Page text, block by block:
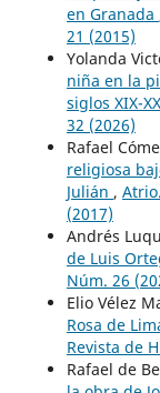
en Granada
21 (2015)
Yolanda
niña en la
siglos XIX-XX
32 (2026)
Rafael
religiosa
Julián ,
(2017)
Andrés
de Luis
Núm. 26
Elio Vélez
Rosa de
Revista de
Rafael de